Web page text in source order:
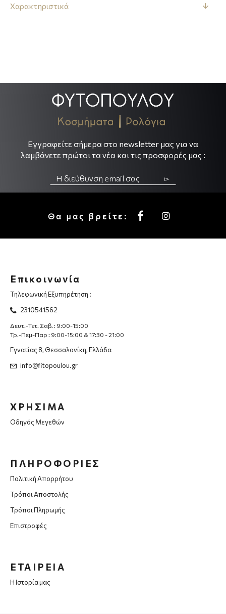
Χαρακτηριστικά
Εγγραφείτε σήμερα στο newsletter μας για να
λαμβάνετε πρώτοι τα νέα και τις προσφορές μας :
▻
Θα μας βρείτε:
Επικοινωνία
Τηλεφωνική Εξυπηρέτηση :
2310541562
Δευτ.-Τετ. Σαβ. : 9:00-15:00
Τρ.-Πεμ-Παρ : 9:00-15:00 & 17:30 - 21:00
Εγνατίας 8, Θεσσαλονίκη, Ελλάδα
info@fitopoulou.gr
ΧΡΗΣΙΜΑ
Οδηγός Μεγεθών
ΠΛΗΡΟΦΟΡΙΕΣ
Πολιτική Απορρήτου
Τρόποι Αποστολής
Τρόποι Πληρωμής
Επιστροφές
ΕΤΑΙΡΕΙΑ
Η Ιστορία μας